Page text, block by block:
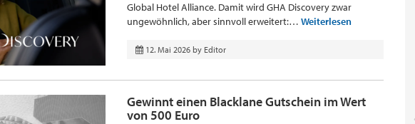
Global Hotel Alliance. Damit wird GHA Discovery zwar
ungewöhnlich, aber sinnvoll erweitert:… Weiterlesen
12. Mai 2026 by Editor
Gewinnt einen Blacklane Gutschein im Wert
von 500 Euro